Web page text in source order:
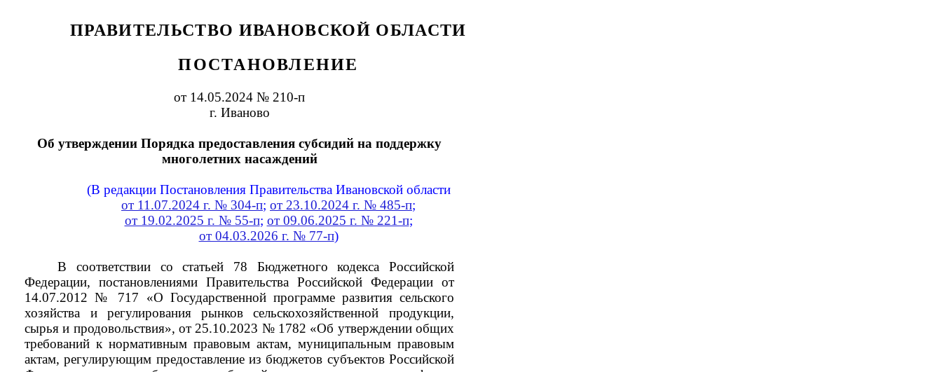
ПРАВИТЕЛЬСТВО ИВАНОВСКОЙ ОБЛАСТИ
ПОСТАНОВЛЕНИЕ
от 14.05.2024 № 210-п
г. Иваново
Об утверждении Порядка предоставления субсидий на поддержку
многолетних насаждений
(В редакции Постановления Правительства Ивановской области
от 11.07.2024 г. № 304-п; от 23.10.2024 г. № 485-п;
от 19.02.2025 г. № 55-п; от 09.06.2025 г. № 221-п;
от 04.03.2026 г. № 77-п)
В соответствии со статьей 78 Бюджетного кодекса Российской
Федерации, постановлениями Правительства Российской Федерации от
14.07.2012 № 717 «О Государственной программе развития сельского
хозяйства и регулирования рынков сельскохозяйственной продукции,
сырья и продовольствия», от 25.10.2023 № 1782 «Об утверждении общих
требований к нормативным правовым актам, муниципальным правовым
актам, регулирующим предоставление из бюджетов субъектов Российской